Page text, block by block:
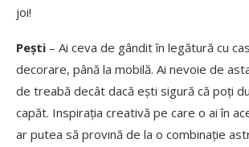
joi!
Pești – Ai ceva de gândit în legătură cu
decorare, până la mobilă. Ai nevoie de
de treabă decât dacă ești sigură că poți
capăt. Inspirația creativă pe care o ai în
ar putea să provină de la o combinație